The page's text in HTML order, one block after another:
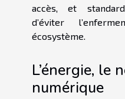
accès, et
d’éviter
écosystème.
L’énergie, le
numérique